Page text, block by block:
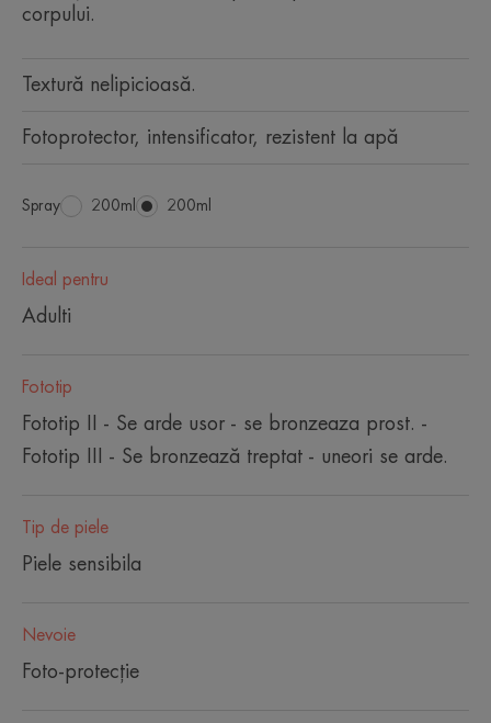
corpului.
Textură nelipicioasă.
Fotoprotector, intensificator, rezistent la apă
Spray Spray
200ml Spray
200ml
Ideal pentru
Adulti
Fototip
Fototip II - Se arde usor - se bronzeaza prost. -
Fototip III - Se bronzează treptat - uneori se arde.
Tip de piele
Piele sensibila
Nevoie
Foto-protecție